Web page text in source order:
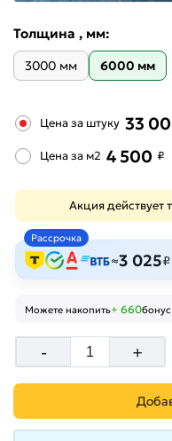
Толщина , мм:
3000 мм 6000 мм
Цена за штуку 33
Цена за м2 4 500 ₽
Акция действует
Рассрочка
≈3 025
Можете накопить+ 660бонус
- +